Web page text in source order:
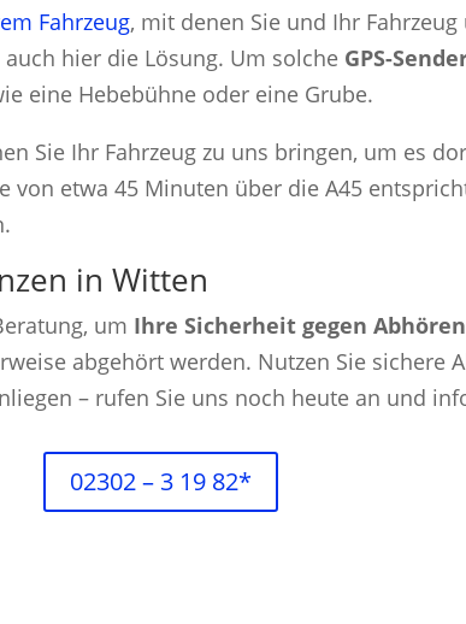
Fahrzeug, mit denen Sie und Ihr
hier die Lösung. Um solche GPS-
eine Hebebühne oder eine Grube.
Sie Ihr Fahrzeug zu uns bringen, um es
von etwa 45 Minuten über die A45
in Witten
um Ihre Sicherheit gegen Abhören
abgehört werden. Nutzen Sie sichere
– rufen Sie uns noch heute an und
02302 – 3 19 82*